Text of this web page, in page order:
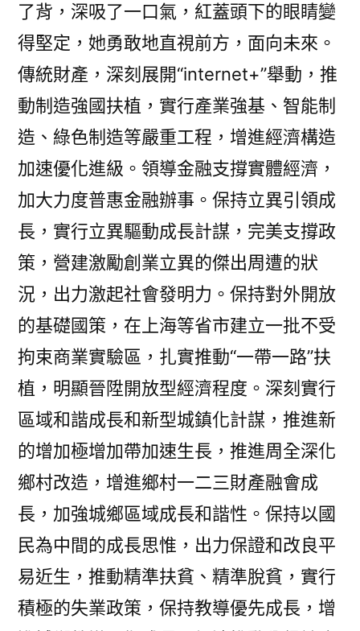
了背，深吸了一口氣，紅蓋頭下的眼睛變
得堅定，她勇敢地直視前方，面向未來。
傳統財產，深刻展開“internet+”舉動，推
動制造強國扶植，實行產業強基、智能制
造、綠色制造等嚴重工程，增進經濟構造
加速優化進級。領導金融支撐實體經濟，
加大力度普惠金融辦事。保持立異引領成
長，實行立異驅動成長計謀，完美支撐政
策，營建激勵創業立異的傑出周遭的狀
況，出力激起社會發明力。保持對外開放
的基礎國策，在上海等省市建立一批不受
拘束商業實驗區，扎實推動“一帶一路”扶
植，明顯晉陞開放型經濟程度。深刻實行
區域和諧成長和新型城鎮化計謀，推進新
的增加極增加帶加速生長，推進周全深化
鄉村改造，增進鄉村一二三財產融會成
長，加強城鄉區域成長和諧性。保持以國
民為中間的成長思惟，出力保證和改良平
易近生，推動精準扶貧、精準脫貧，實行
積極的失業政策，保持教導優先成長，增